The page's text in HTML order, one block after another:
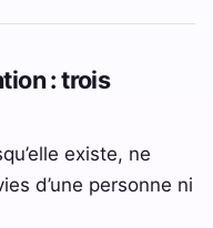
: trois
existe, ne
d’une personne ni